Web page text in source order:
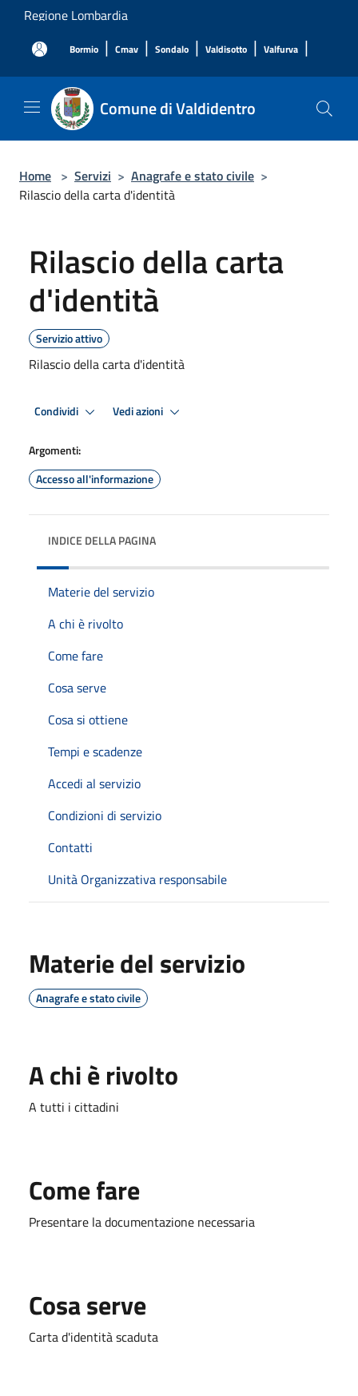
Salta al contenuto principale
Regione Lombardia
Bormio | Cmav | Sondalo | Valdisotto | Valfurva |
Comune di Valdidentro
Home > Servizi > Anagrafe e stato civile >
Rilascio della carta d'identità
Rilascio della carta
d'identità
Servizio attivo
Rilascio della carta d'identità
Condividi Vedi azioni
Argomenti:
Accesso all'informazione
INDICE DELLA PAGINA
Materie del servizio
A chi è rivolto
Come fare
Cosa serve
Cosa si ottiene
Tempi e scadenze
Accedi al servizio
Condizioni di servizio
Contatti
Unità Organizzativa responsabile
Materie del servizio
Anagrafe e stato civile
A chi è rivolto
A tutti i cittadini
Come fare
Presentare la documentazione necessaria
Cosa serve
Carta d'identità scaduta